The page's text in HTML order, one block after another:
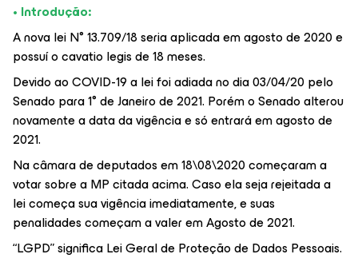
• Introdução:
A nova lei N° 13.709/18 seria aplicada em agosto de 2020 e
possuí o cavatio legis de 18 meses.
Devido ao COVID-19 a lei foi adiada no dia 03/04/20 pelo
Senado para 1° de Janeiro de 2021. Porém o Senado alterou
novamente a data da vigência e só entrará em agosto de
2021.
Na câmara de deputados em 18\08\2020 começaram a
votar sobre a MP citada acima. Caso ela seja rejeitada a
lei começa sua vigência imediatamente, e suas
penalidades começam a valer em Agosto de 2021.
“LGPD” significa Lei Geral de Proteção de Dados Pessoais.